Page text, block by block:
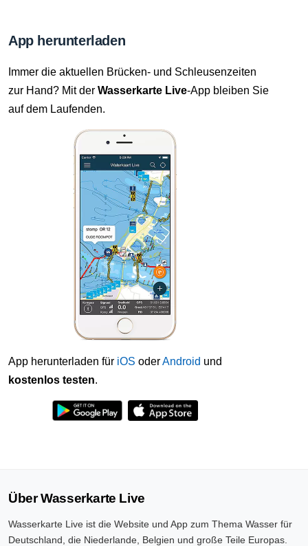
App herunterladen
Immer die aktuellen Brücken- und Schleusenzeiten
zur Hand? Mit der Wasserkarte Live-App bleiben Sie
auf dem Laufenden.
App herunterladen für iOS oderAndroid und
kostenlos testen.
Über Wasserkarte Live
Wasserkarte Live ist die Website und App zum Thema Wasser für
Deutschland, die Niederlande, Belgien und große Teile Europas.